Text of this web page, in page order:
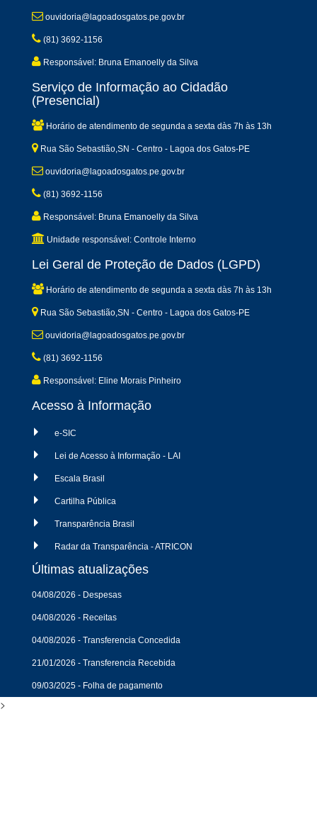
ouvidoria@lagoadosgatos.pe.gov.br
(81) 3692-1156
Responsável: Bruna Emanoelly da Silva
Serviço de Informação ao Cidadão
(Presencial)
Horário de atendimento de segunda a sexta dàs 7h às 13h
Rua São Sebastião,SN - Centro - Lagoa dos Gatos-PE
ouvidoria@lagoadosgatos.pe.gov.br
(81) 3692-1156
Responsável: Bruna Emanoelly da Silva
Unidade responsável: Controle Interno
Lei Geral de Proteção de Dados (LGPD)
Horário de atendimento de segunda a sexta dàs 7h às 13h
Rua São Sebastião,SN - Centro - Lagoa dos Gatos-PE
ouvidoria@lagoadosgatos.pe.gov.br
(81) 3692-1156
Responsável: Eline Morais Pinheiro
Acesso à Informação
e-SIC
Lei de Acesso à Informação - LAI
Escala Brasil
Cartilha Pública
Transparência Brasil
Radar da Transparência - ATRICON
Últimas atualizações
04/08/2026 - Despesas
04/08/2026 - Receitas
04/08/2026 - Transferencia Concedida
21/01/2026 - Transferencia Recebida
09/03/2025 - Folha de pagamento
>